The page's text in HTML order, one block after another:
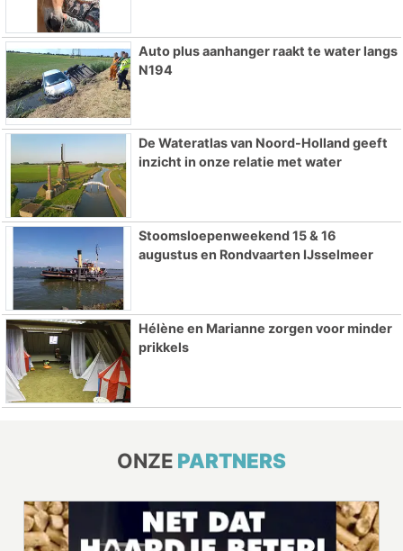
Auto plus aanhanger raakt te water langs
N194
De Wateratlas van Noord-Holland geeft
inzicht in onze relatie met water
Stoomsloepenweekend 15 & 16
augustus en Rondvaarten IJsselmeer
Hélène en Marianne zorgen voor minder
prikkels
ONZE PARTNERS